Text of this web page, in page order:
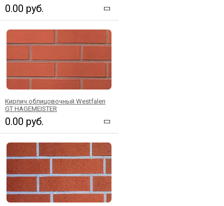
0.00 руб.
Кирпич облицовочный Westfalen
GT HAGEMEISTER
0.00 руб.